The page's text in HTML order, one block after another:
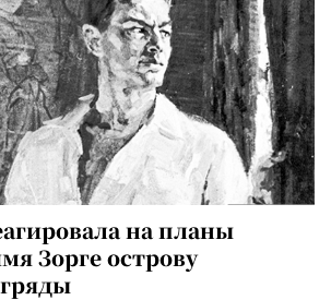
на планы
Зорге острову